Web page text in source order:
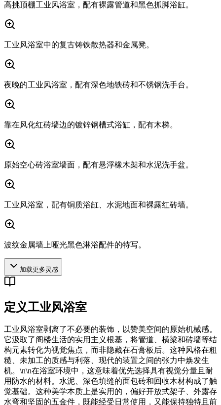
高挑顶棚工业风浴室，配有裸露管道和黑色抓脚浴缸。
工业风浴室中的复古铸铁散热器和金属凳。
夜晚的工业风浴室，配有深色地铁砖和不锈钢洗手台。
靠在风化红砖墙边的镀锌钢槽式浴缸，配有木梯。
原始空心砖浴室墙面，配有悬浮橡木架和水泥洗手盆。
工业风浴室，配有铜质浴缸、水泥地面和裸露红砖墙。
波纹金属墙上哑光黑色淋浴配件的特写。
加载更多灵感
定义工业风浴室
工业风浴室剥离了不必要的装饰，以赞美空间的原始机械感。
它汲取了阁楼生活的实用主义根基，将管道、横梁和砖墙等结
构元素转化为视觉焦点，而非隐藏在石膏板后。这种风格在粗
糙、未加工的质感与利落、现代的装置之间的张力中焕发生
机。\n\n在浴室环境中，这意味着优先选择具有视觉分量且耐
用防水的材料。水泥、深色填缝的面包砖和回收木材构成了触
觉基础。这种美学本质上是实用的，偏好开放式架子、外露存
水弯和坚固的五金件，既能经受日常使用，又能保持独特且前